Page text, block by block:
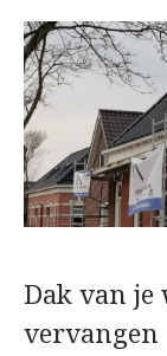
Dak van
vervangen